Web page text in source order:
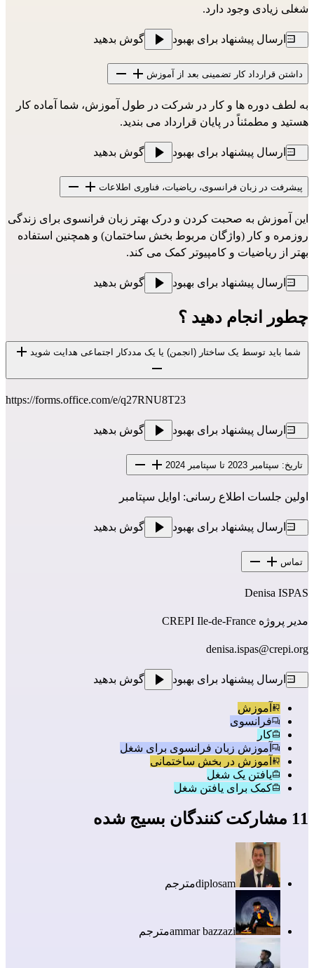
شغلی زیادی وجود دارد.
ارسال پیشنهاد برای بهبود گوش بدهید
داشتن قرارداد کار تضمینی بعد از آموزش
به لطف دوره ها و کار در شرکت در طول آموزش، شما آماده کار
هستید و مطمئناً در پایان قرارداد می بندید.
ارسال پیشنهاد برای بهبود گوش بدهید
پیشرفت در زبان فرانسوی، ریاضیات، فناوری اطلاعات
این آموزش به صحبت کردن و درک بهتر زبان فرانسوی برای زندگی
روزمره و کار (واژگان مربوط بخش ساختمان) و همچنین استفاده
بهتر از ریاضیات و کامپیوتر کمک می کند.
ارسال پیشنهاد برای بهبود گوش بدهید
چطور انجام دهید ؟
شما باید توسط یک ساختار (انجمن) یا یک مددکار اجتماعی هدایت شوید
https://forms.office.com/e/q27RNU8T23
ارسال پیشنهاد برای بهبود گوش بدهید
تاریخ: سپتامبر 2023 تا سپتامبر 2024
اولین جلسات اطلاع رسانی: اوایل سپتامبر
ارسال پیشنهاد برای بهبود گوش بدهید
تماس
Denisa ISPAS
مدیر پروژه CREPI Ile-de-France
denisa.ispas@crepi.org
ارسال پیشنهاد برای بهبود گوش بدهید
آموزش
فرانسوی
کار
آموزش زبان فرانسوی برای شغل
آموزش در بخش ساختمانی
یافتن یک شغل
کمک برای یافتن شغل
11 مشارکت کنندگان بسیج شده
diplosamمترجم
ammar bazzaziمترجم